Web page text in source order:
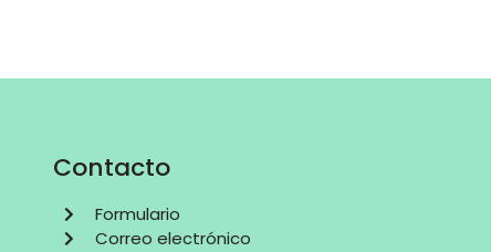
Contacto
Formulario
Correo electrónico